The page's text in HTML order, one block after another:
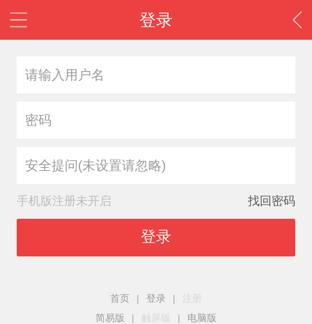
登录
安全提问(未设置请忽略)
手机版注册未开启 找回密码
登录
首页 | 登录 |
注册
简易版
| 触屏版 | 电脑版